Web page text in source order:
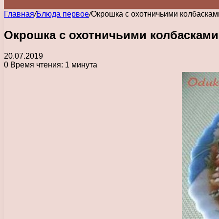
Главная/Блюда первое/Окрошка с охотничьими
Окрошка с охотничьими колбасками
20.07.2019
0 Время чтения: 1 минута